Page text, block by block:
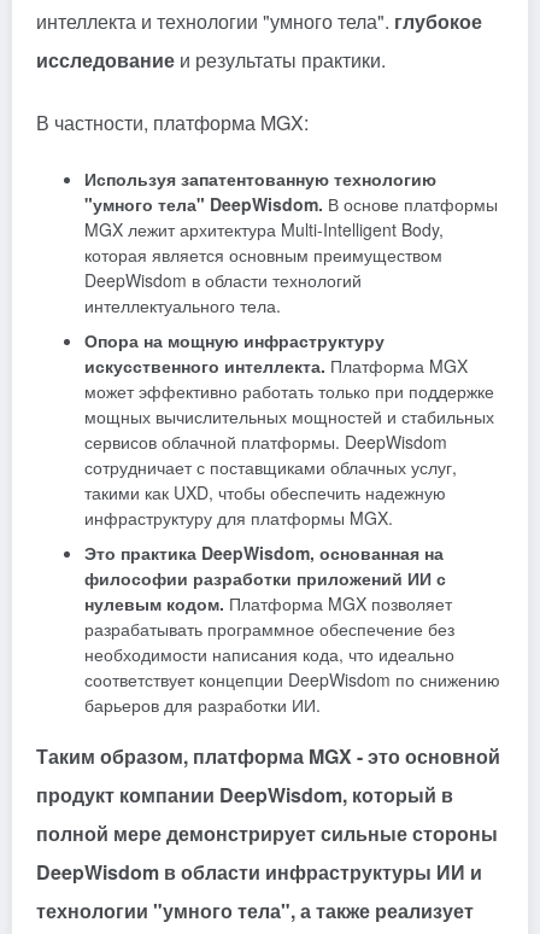
интеллекта и технологии "умного тела". глубокое
исследование и результаты практики.
В частности, платформа MGX:
Используя запатентованную технологию
"умного тела" DeepWisdom. В основе платформы
MGX лежит архитектура Multi-Intelligent Body,
которая является основным преимуществом
DeepWisdom в области технологий
интеллектуального тела.
Опора на мощную инфраструктуру
искусственного интеллекта. Платформа MGX
может эффективно работать только при поддержке
мощных вычислительных мощностей и стабильных
сервисов облачной платформы. DeepWisdom
сотрудничает с поставщиками облачных услуг,
такими как UXD, чтобы обеспечить надежную
инфраструктуру для платформы MGX.
Это практика DeepWisdom, основанная на
философии разработки приложений ИИ с
нулевым кодом. Платформа MGX позволяет
разрабатывать программное обеспечение без
необходимости написания кода, что идеально
соответствует концепции DeepWisdom по снижению
барьеров для разработки ИИ.
Таким образом, платформа MGX - это основной
продукт компании DeepWisdom, который в
полной мере демонстрирует сильные стороны
DeepWisdom в области инфраструктуры ИИ и
технологии "умного тела", а также реализует